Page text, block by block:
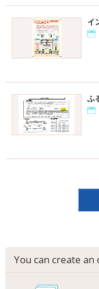
ふ
You can create an